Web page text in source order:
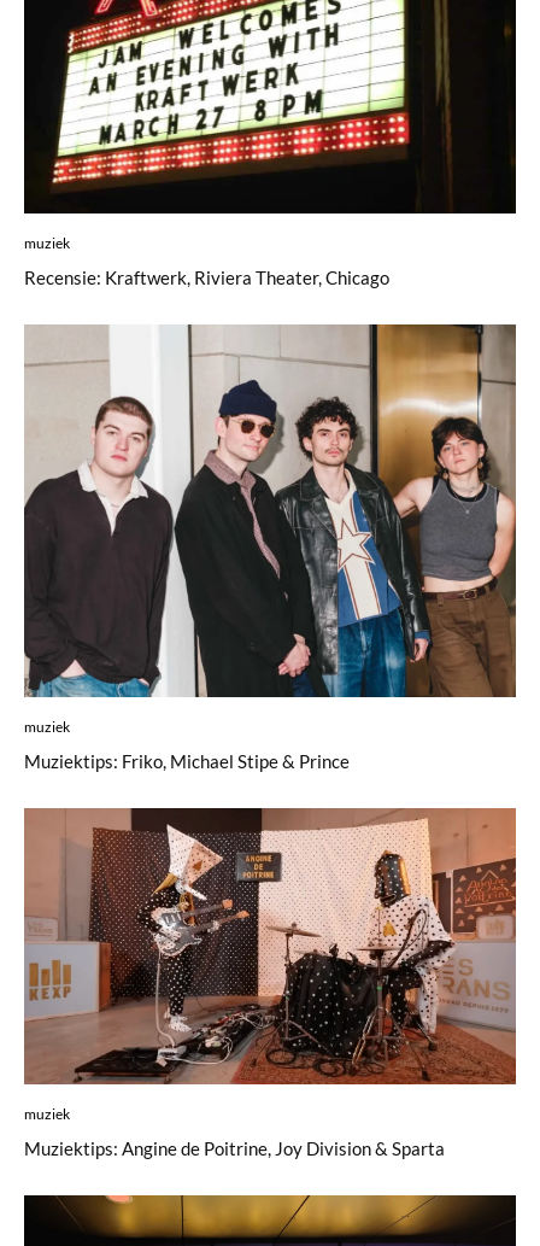
muziek
Recensie: Kraftwerk, Riviera Theater, Chicago
muziek
Muziektips: Friko, Michael Stipe & Prince
muziek
Muziektips: Angine de Poitrine, Joy Division & Sparta